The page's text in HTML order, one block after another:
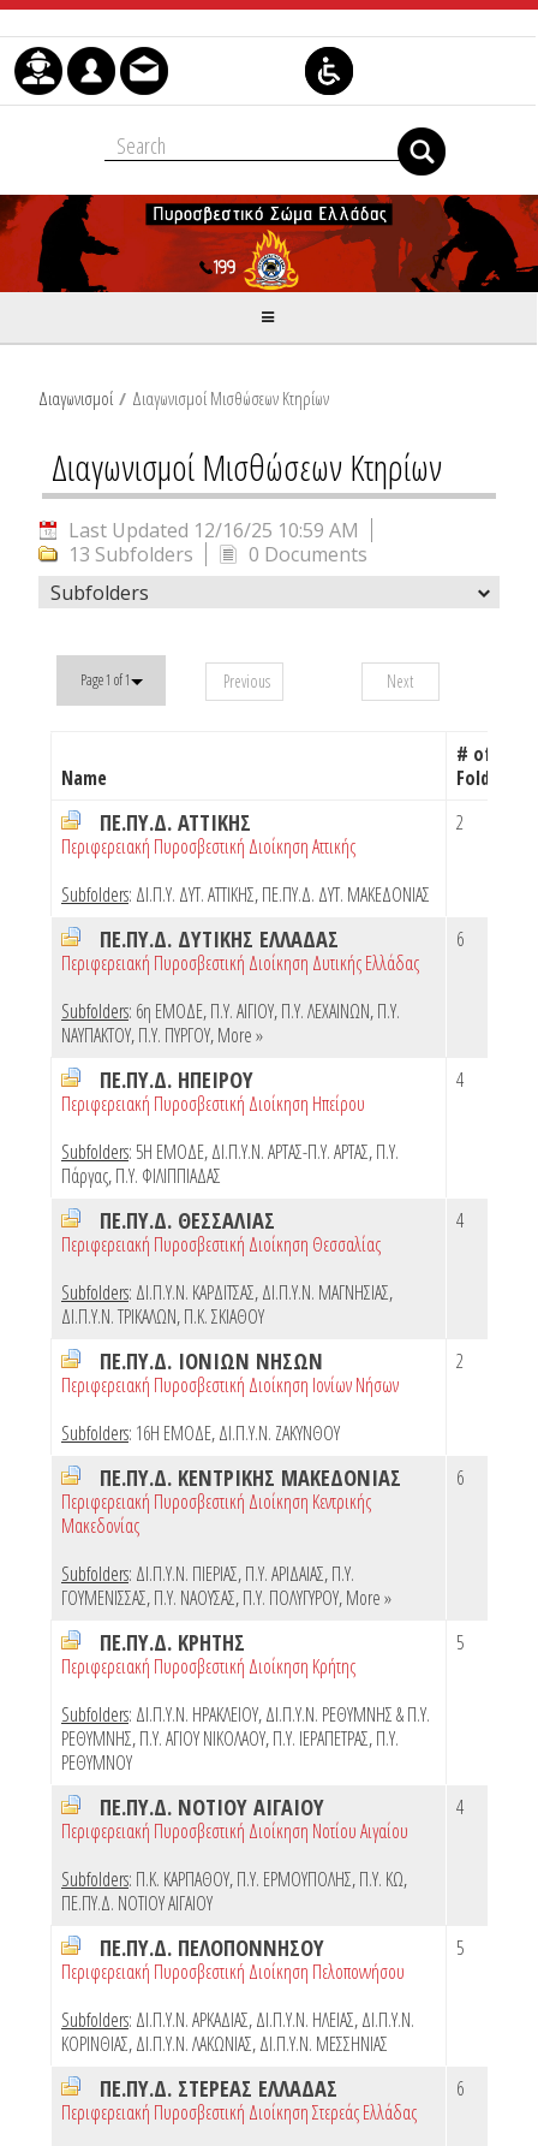
Skip to Content
Διαγωνισμοί / Διαγωνισμοί Μισθώσεων Κτηρίων
Διαγωνισμοί Μισθώσεων Κτηρίων
Last Updated 12/16/25 10:59 AM
13 Subfolders
0 Documents
Subfolders
Page 1 of 1 Previous Next
Name
# of
Folders
ΠΕ.ΠΥ.Δ. ΑΤΤΙΚΗΣ
Περιφερειακή Πυροσβεστική Διοίκηση Αττικής
Subfolders: ΔΙ.Π.Υ. ΔΥΤ. ΑΤΤΙΚΗΣ,ΠΕ.ΠΥ.Δ. ΔΥΤ. ΜΑΚΕΔΟΝΙΑΣ
2
ΠΕ.ΠΥ.Δ. ΔΥΤΙΚΗΣ ΕΛΛΑΔΑΣ
Περιφερειακή Πυροσβεστική Διοίκηση Δυτικής Ελλάδας
Subfolders: 6η ΕΜΟΔΕ,Π.Υ. ΑΙΓΙΟΥ,Π.Υ. ΛΕΧΑΙΝΩΝ,Π.Υ.
ΝΑΥΠΑΚΤΟΥ,Π.Υ. ΠΥΡΓΟΥ,More »
6
ΠΕ.ΠΥ.Δ. ΗΠΕΙΡΟΥ
Περιφερειακή Πυροσβεστική Διοίκηση Ηπείρου
Subfolders: 5Η ΕΜΟΔΕ,ΔΙ.Π.Υ.Ν. ΑΡΤΑΣ-Π.Υ. ΑΡΤΑΣ,Π.Υ.
Πάργας,Π.Υ. ΦΙΛΙΠΠΙΑΔΑΣ
4
ΠΕ.ΠΥ.Δ. ΘΕΣΣΑΛΙΑΣ
Περιφερειακή Πυροσβεστική Διοίκηση Θεσσαλίας
Subfolders: ΔΙ.Π.Υ.Ν. ΚΑΡΔΙΤΣΑΣ,ΔΙ.Π.Υ.Ν. ΜΑΓΝΗΣΙΑΣ,
ΔΙ.Π.Υ.Ν. ΤΡΙΚΑΛΩΝ,Π.Κ. ΣΚΙΑΘΟΥ
4
ΠΕ.ΠΥ.Δ. ΙΟΝΙΩΝ ΝΗΣΩΝ
Περιφερειακή Πυροσβεστική Διοίκηση Ιονίων Νήσων
Subfolders: 16Η ΕΜΟΔΕ,ΔΙ.Π.Υ.Ν. ΖΑΚΥΝΘΟΥ
2
ΠΕ.ΠΥ.Δ. ΚΕΝΤΡΙΚΗΣ ΜΑΚΕΔΟΝΙΑΣ
Περιφερειακή Πυροσβεστική Διοίκηση Κεντρικής
Μακεδονίας
Subfolders: ΔΙ.Π.Υ.Ν. ΠΙΕΡΙΑΣ,Π.Υ. ΑΡΙΔΑΙΑΣ,Π.Υ.
ΓΟΥΜΕΝΙΣΣΑΣ,Π.Υ. ΝΑΟΥΣΑΣ,Π.Υ. ΠΟΛΥΓΥΡΟΥ,More »
6
ΠΕ.ΠΥ.Δ. ΚΡΗΤΗΣ
Περιφερειακή Πυροσβεστική Διοίκηση Κρήτης
Subfolders: ΔΙ.Π.Υ.Ν. ΗΡΑΚΛΕΙΟΥ,ΔΙ.Π.Υ.Ν. ΡΕΘΥΜΝΗΣ & Π.Υ.
ΡΕΘΥΜΝΗΣ,Π.Υ. ΑΓΙΟΥ ΝΙΚΟΛΑΟΥ,Π.Υ. ΙΕΡΑΠΕΤΡΑΣ,Π.Υ.
ΡΕΘΥΜΝΟΥ
5
ΠΕ.ΠΥ.Δ. ΝΟΤΙΟΥ ΑΙΓΑΙΟΥ
Περιφερειακή Πυροσβεστική Διοίκηση Νοτίου Αιγαίου
Subfolders: Π.Κ. ΚΑΡΠΑΘΟΥ,Π.Υ. ΕΡΜΟΥΠΟΛΗΣ,Π.Υ. ΚΩ,
ΠΕ.ΠΥ.Δ. ΝΟΤΙΟΥ ΑΙΓΑΙΟΥ
4
ΠΕ.ΠΥ.Δ. ΠΕΛΟΠΟΝΝΗΣΟΥ
Περιφερειακή Πυροσβεστική Διοίκηση Πελοποννήσου
Subfolders: ΔΙ.Π.Υ.Ν. ΑΡΚΑΔΙΑΣ,ΔΙ.Π.Υ.Ν. ΗΛΕΙΑΣ,ΔΙ.Π.Υ.Ν.
ΚΟΡΙΝΘΙΑΣ,ΔΙ.Π.Υ.Ν. ΛΑΚΩΝΙΑΣ,ΔΙ.Π.Υ.Ν. ΜΕΣΣΗΝΙΑΣ
5
ΠΕ.ΠΥ.Δ. ΣΤΕΡΕΑΣ ΕΛΛΑΔΑΣ
Περιφερειακή Πυροσβεστική Διοίκηση Στερεάς Ελλάδας
6